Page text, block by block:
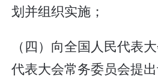
划并组织实施；
（四）向全国人民代表
代表大会常务委员会提出